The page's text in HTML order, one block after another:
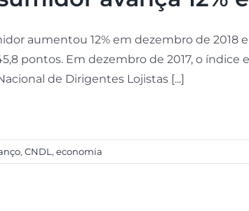
aumentou 12% em dezembro de 2018
pontos. Em dezembro de 2017, o índice
de Dirigentes Lojistas [...]
, CNDL , economia